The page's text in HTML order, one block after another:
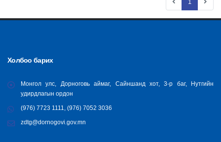
1
Холбоо барих
Монгол улс, Дорноговь аймаг, Сайншанд хот, 3-р баг, Нутгийн
удирдлагын ордон
(976) 7723 1111, (976) 7052 3036
zdtg@dornogovi.gov.mn